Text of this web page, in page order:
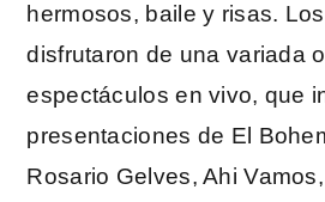
hermosos, baile y risas.
disfrutaron de una variada
espectáculos en vivo, que
presentaciones de El
Rosario Gelves, Ahi